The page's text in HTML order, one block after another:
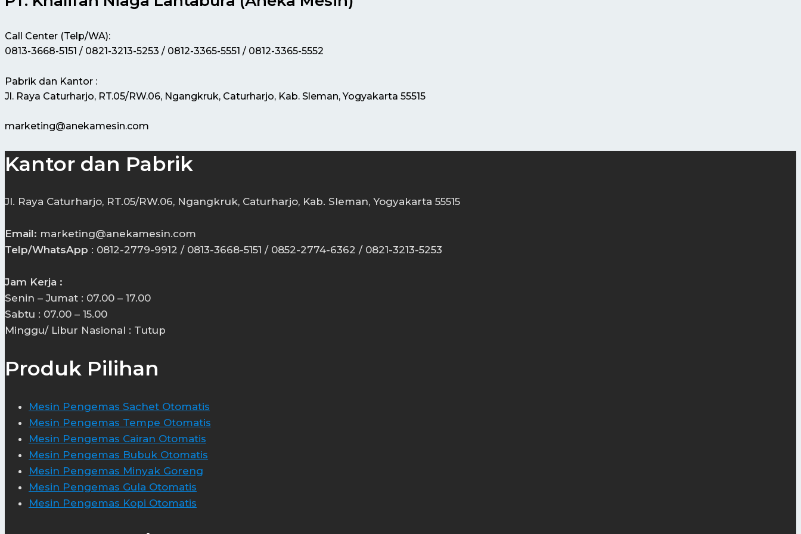
Call Center (Telp/WA):
0813-3668-5151 / 0821-3213-5253 / 0812-3365-5551 / 0812-3365-5552
Pabrik dan Kantor :
Jl. Raya Caturharjo, RT.05/RW.06, Ngangkruk, Caturharjo, Kab. Sleman, Yogyakarta 55515
marketing@anekamesin.com
Kantor dan Pabrik
Jl. Raya Caturharjo, RT.05/RW.06, Ngangkruk, Caturharjo, Kab. Sleman, Yogyakarta 55515
Email: marketing@anekamesin.com
Telp/WhatsApp : 0812-2779-9912 / 0813-3668-5151 / 0852-2774-6362 / 0821-3213-5253
Jam Kerja :
Senin – Jumat : 07.00 – 17.00
Sabtu : 07.00 – 15.00
Minggu/ Libur Nasional : Tutup
Produk Pilihan
Mesin Pengemas Sachet Otomatis
Mesin Pengemas Tempe Otomatis
Mesin Pengemas Cairan Otomatis
Mesin Pengemas Bubuk Otomatis
Mesin Pengemas Minyak Goreng
Mesin Pengemas Gula Otomatis
Mesin Pengemas Kopi Otomatis